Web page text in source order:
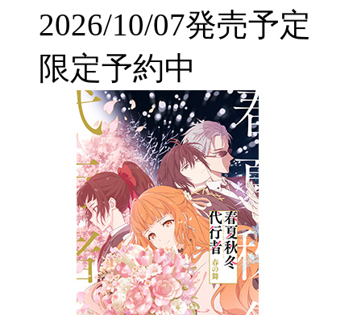
2026/10/07発売予定
限定予約中